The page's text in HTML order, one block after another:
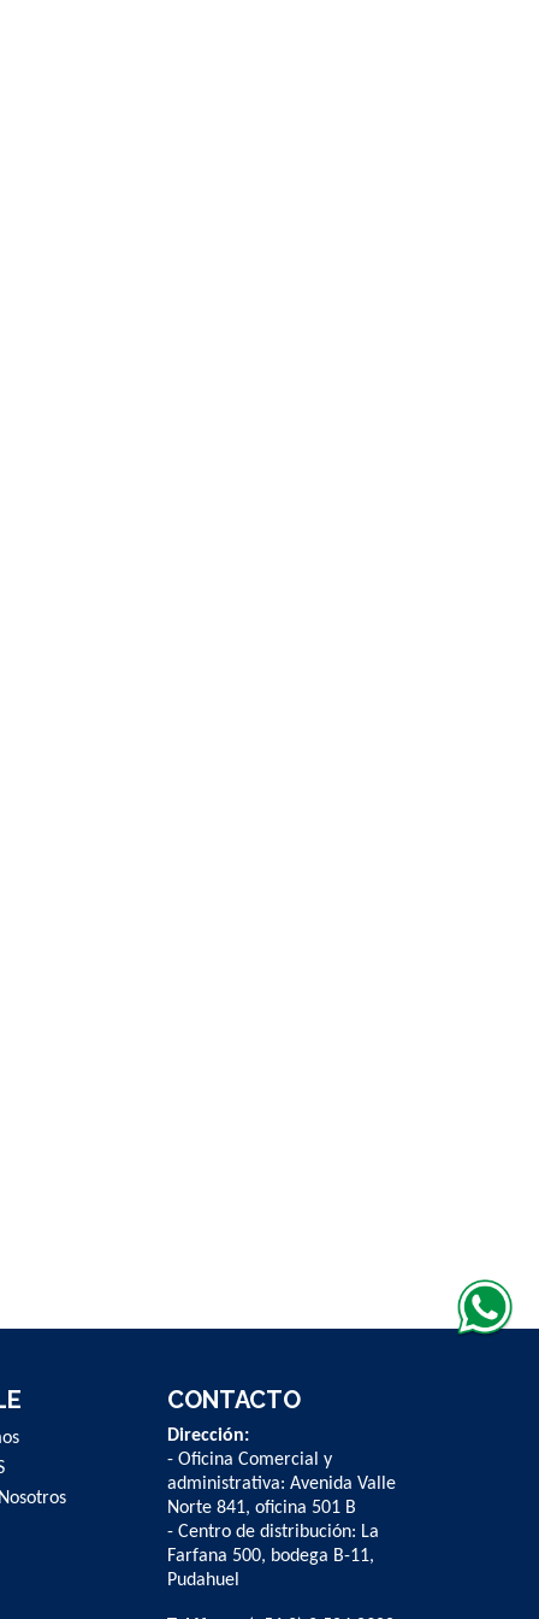
CONTACTO
Dirección:
- Oficina Comercial y
administrativa: Avenida Valle
Norte 841, oficina 501 B
- Centro de distribución: La
Farfana 500, bodega B-11,
Pudahuel